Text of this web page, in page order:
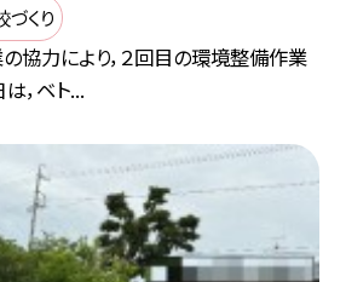
くり
協力により，２回目の環境整備作業
，ベト...